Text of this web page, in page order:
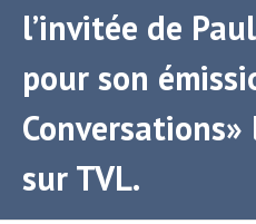
l’invitée de
pour son
sur TVL.